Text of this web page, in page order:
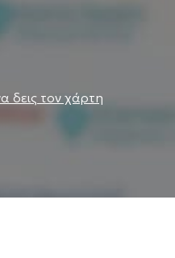
δεις τον χάρτη